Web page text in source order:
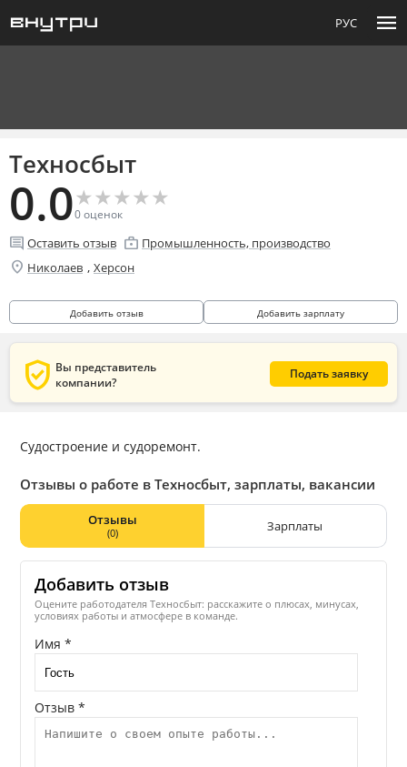
РУС menu
Техносбыт
0.0★
★★
★★
★★
★★
★
0оценок
comment Оставить отзыв enterprise Промышленность, производство
location_on Николаев , Херсон
Добавить отзыв Добавить зарплату
verified_user Вы представитель
компании?
Подать заявку
Судостроение и судоремонт.
Отзывы о работе в Техносбыт, зарплаты, вакансии
Отзывы
(0) Зарплаты
Добавить отзыв
Оцените работодателя Техносбыт: расскажите о плюсах, минусах,
условиях работы и атмосфере в команде.
Имя *
Отзыв *